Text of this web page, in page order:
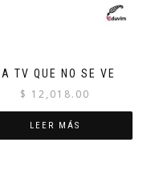
LA TV QUE NO SE VE
$ 12,018.00
LEER MÁS